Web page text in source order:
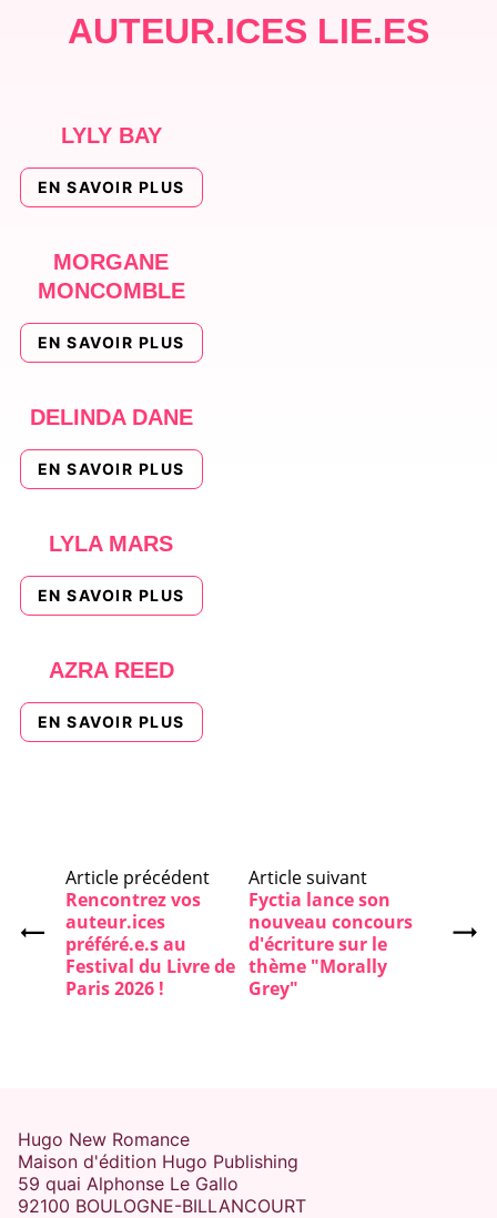
AUTEUR.ICES LIÉ.ES
LYLY BAY
EN SAVOIR PLUS
MORGANE
MONCOMBLE
EN SAVOIR PLUS
DELINDA DANE
EN SAVOIR PLUS
LYLA MARS
EN SAVOIR PLUS
AZRA REED
EN SAVOIR PLUS
Article précédent
Rencontrez vos
auteur.ices
préféré.e.s au
Festival du Livre de
Paris 2026 !
Article suivant
Fyctia lance son
nouveau concours
d'écriture sur le
thème "Morally
Grey"
Hugo New Romance
Maison d'édition Hugo Publishing
59 quai Alphonse Le Gallo
92100 BOULOGNE-BILLANCOURT